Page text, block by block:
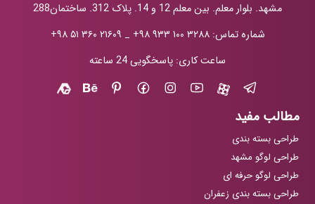
مشهد. بلوار معلم. بین معلم 12 و 14. پلاک 312. ساختمان288
شماره تماس:+۹۸ ۹۳۳ ۱۰۰ ۳۲۸۸ _ +۹۸ ۵۱ ۳۶۰ ۲۱۶۰۹
ساعت کاری: پاسخگویی 24 ساعته
مطالب مفید
طراحی بسته بندی
طراحی لوگو مشهد
طراحی لوگو حرفه ای
طراحی بسته بندی زعفران